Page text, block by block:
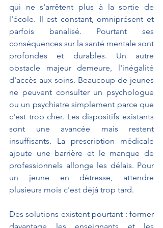
qui ne s'arrêtent plus à la sortie de
l'école. Il est constant, omniprésent et
parfois banalisé. Pourtant ses
conséquences sur la santé mentale sont
profondes et durables. Un autre
obstacle majeur demeure, l'inégalité
d'accès aux soins. Beaucoup de jeunes
ne peuvent consulter un psychologue
ou un psychiatre simplement parce que
c'est trop cher. Les dispositifs existants
sont une avancée mais restent
insuffisants. La prescription médicale
ajoute une barrière et le manque de
professionnels allonge les délais. Pour
un jeune en détresse, attendre
plusieurs mois c'est déjà trop tard.
Des solutions existent pourtant : former